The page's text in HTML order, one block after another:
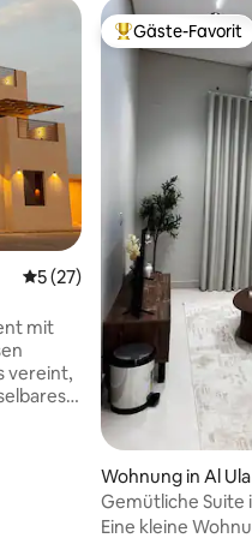
Bewertungen
Durchschnittliche
5 (27)
mit
vereint,
Beliebter Gäste-
Gäste-Favorit
Wohnung in Al Ula
Gemütliche Suite
Eine kleine